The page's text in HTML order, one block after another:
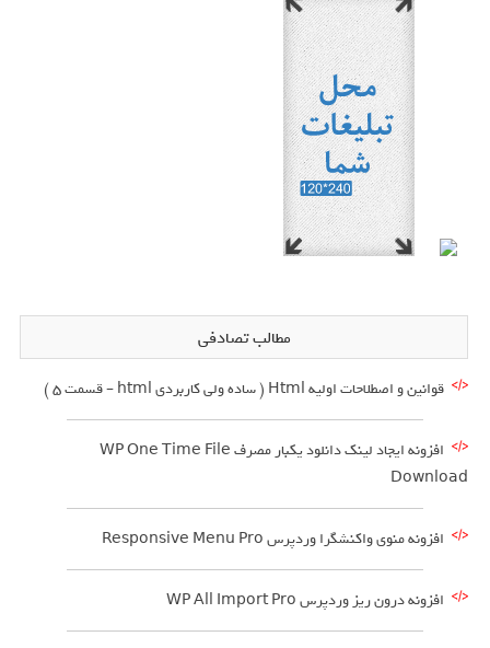
مطالب تصادفی
قوانین و اصطلاحات اولیه Html ( ساده ولی کاربردی html – قسمت 5 )
افزونه ایجاد لینک دانلود یکبار مصرف WP One Time File
Download
افزونه منوی واکنشگرا وردپرس Responsive Menu Pro
افزونه درون ریز وردپرس WP All Import Pro